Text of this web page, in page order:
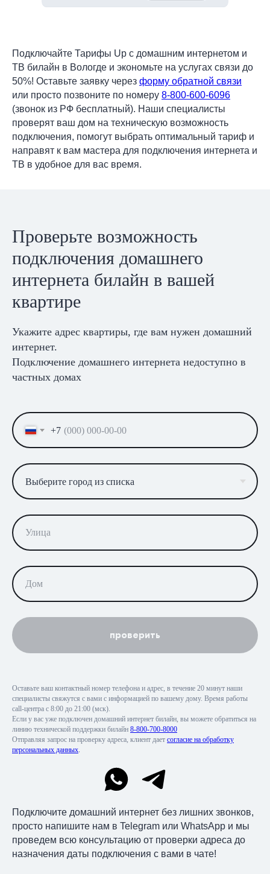
Подключайте Тарифы Up с домашним интернетом и
ТВ билайн в Вологде и экономьте на услугах связи до
50%! Оставьте заявку через форму обратной связи
или просто позвоните по номеру 8-800-600-6096
(звонок из РФ бесплатный). Наши специалисты
проверят ваш дом на техническую возможность
подключения, помогут выбрать оптимальный тариф и
направят к вам мастера для подключения интернета и
ТВ в удобное для вас время.
Проверьте возможность
подключения домашнего
интернета билайн в вашей
квартире
Укажите адрес квартиры, где вам нужен домашний
интернет.
Подключение домашнего интернета недоступно в
частных домах
+7
проверить
Оставьте ваш контактный номер телефона и адрес, в течение 20 минут наши
специалисты свяжутся с вами с информацией по вашему дому. Время работы
call-центра с 8:00 до 21:00 (мск).
Если у вас уже подключен домашний интернет билайн, вы можете обратиться на
линию технической поддержки билайн 8-800-700-8000
Отправляя запрос на проверку адреса, клиент дает согласие на обработку
персональных данных.
Подключите домашний интернет без лишних звонков,
просто напишите нам в Telegram или WhatsApp и мы
проведем всю консультацию от проверки адреса до
назначения даты подключения с вами в чате!